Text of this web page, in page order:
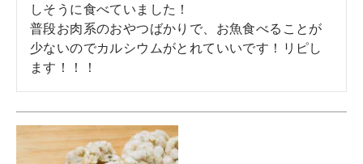
しそうに食べていました！
普段お肉系のおやつばかりで、お魚食べることが
少ないのでカルシウムがとれていいです！リピし
ます！！！